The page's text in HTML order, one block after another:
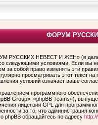
ФОРУМ
РУССКИХ НЕВЕСТ И ЖЕН» (в
со следующими условиями. Если
собой право изменять эти
просматривать этот текст
условий означает ваше
программного
Group», «phpBB Teams»),
лицензии GPL для
за то, что администрация
phpBB обращайтесь по адресу